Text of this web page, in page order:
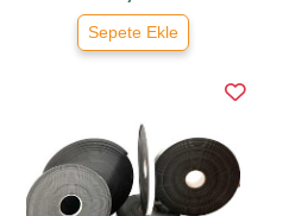
Sepete Ekle